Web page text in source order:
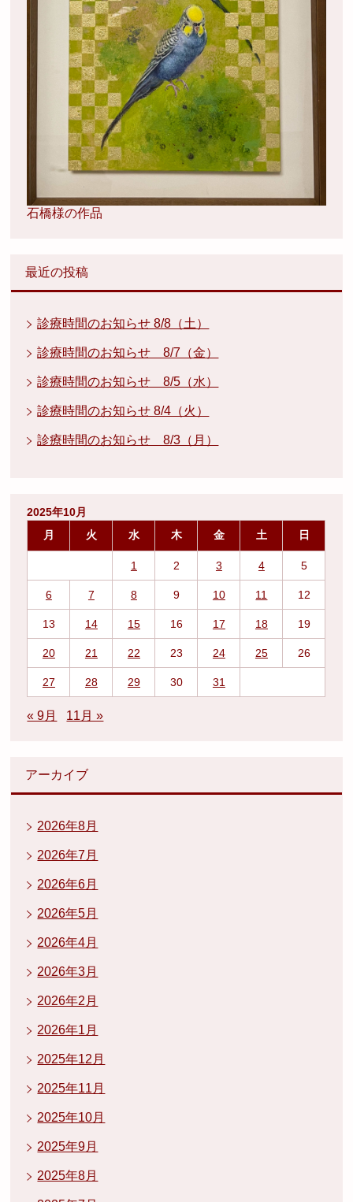
石橋様の作品
最近の投稿
診療時間のお知らせ 8/8（土）
診療時間のお知らせ 8/7（金）
診療時間のお知らせ 8/5（水）
診療時間のお知らせ 8/4（火）
診療時間のお知らせ 8/3（月）
2025年10月
月
火 水 木 金 土 日
1 2 3 4 5
6 7 8 9 10 11 12
13 14 15 16 17 18 19
20 21 22 23 24 25 26
27 28 29 30 31
« 9月 11月 »
アーカイブ
2026年8月
2026年7月
2026年6月
2026年5月
2026年4月
2026年3月
2026年2月
2026年1月
2025年12月
2025年11月
2025年10月
2025年9月
2025年8月